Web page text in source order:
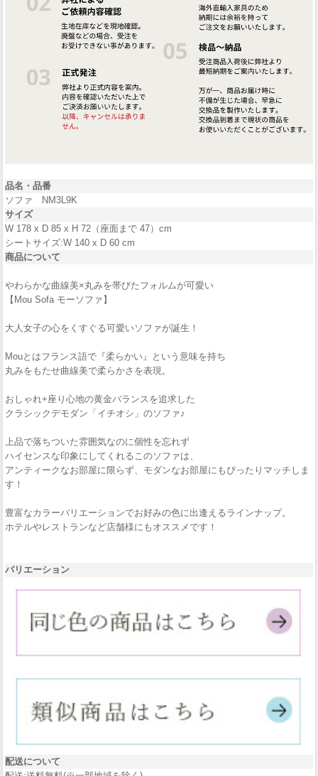
品名・品番
ソファ NM3L9K
サイズ
W 178 x D 85 x H 72（座面まで 47）cm
シートサイズ:W 140 x D 60 cm
商品について
やわらかな曲線美×丸みを帯びたフォルムが可愛い
【Mou Sofa モーソファ】
大人女子の心をくすぐる可愛いソファが誕生！
Mouとはフランス語で『柔らかい』という意味を持ち
丸みをもたせ曲線美で柔らかさを表現。
おしゃれ+座り心地の黄金バランスを追求した
クラシックデモダン「イチオシ」のソファ♪
上品で落ちついた雰囲気なのに個性を忘れず
ハイセンスな印象にしてくれるこのソファは、
アンティークなお部屋に限らず、モダンなお部屋にもぴったりマッチしま
す！
豊富なカラーバリエーションでお好みの色に出逢えるラインナップ。
ホテルやレストランなど店舗様にもオススメです！
バリエーション
配送について